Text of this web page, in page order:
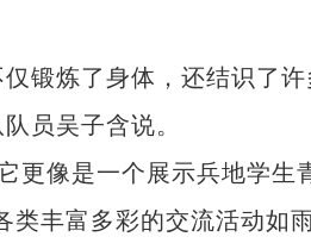
锻炼了身体，还结识了许
员吴子含说。
像是一个展示兵地学生
类丰富多彩的交流活动如